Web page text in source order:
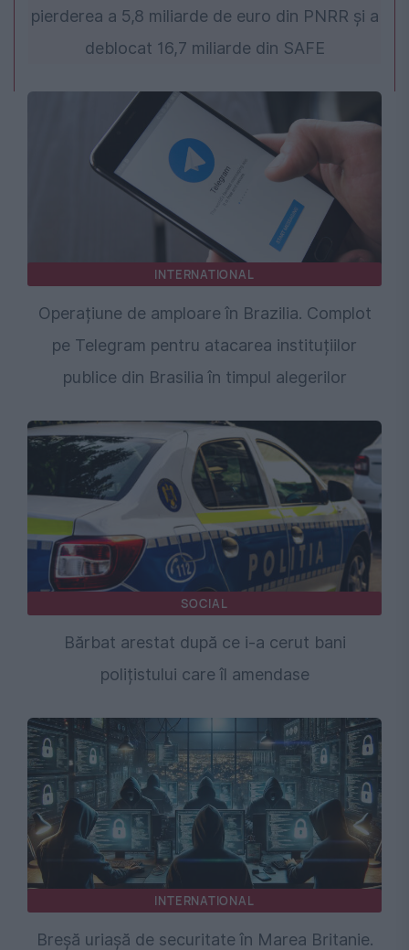
pierderea a 5,8 miliarde de euro din PNRR și a
deblocat 16,7 miliarde din SAFE
INTERNATIONAL
Operațiune de amploare în Brazilia. Complot
pe Telegram pentru atacarea instituțiilor
publice din Brasilia în timpul alegerilor
SOCIAL
Bărbat arestat după ce i-a cerut bani
polițistului care îl amendase
INTERNATIONAL
Breșă uriașă de securitate în Marea Britanie.